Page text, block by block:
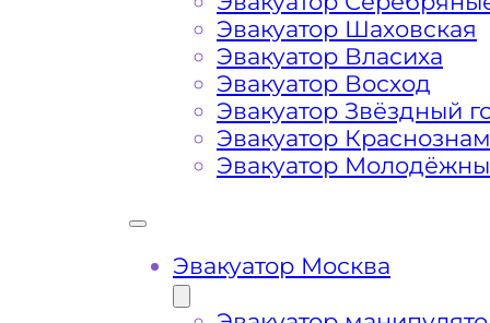
передач (АКПП)
Сложная эвакуация при аварии,
Буксировка автомобиля из
Эвакуатор Шаховская
Эвакуатор Власиха
Эвакуатор Восход
Эвакуатор Звёздный
Эвакуатор
Эвакуатор
Эвакуатор Москва